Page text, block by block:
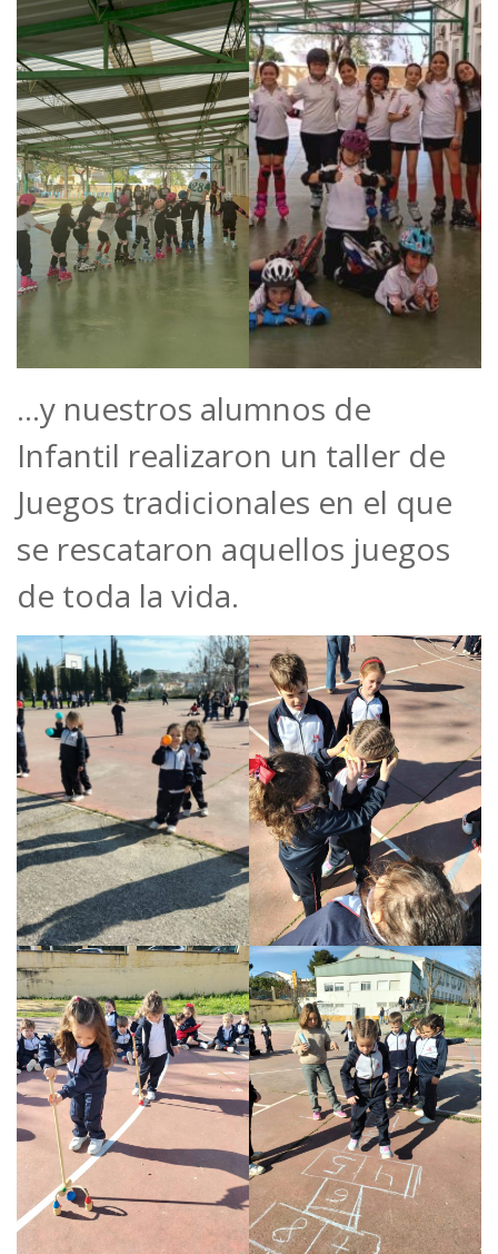
…y nuestros alumnos de
Infantil realizaron un taller de
Juegos tradicionales en el que
se rescataron aquellos juegos
de toda la vida.